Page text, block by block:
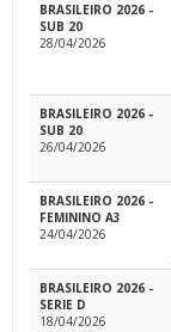
BRASILEIRO 2026 -
SUB 20
28/04/2026
BRASILEIRO 2026 -
SUB 20
26/04/2026
BRASILEIRO 2026 -
FEMININO A3
24/04/2026
BRASILEIRO 2026 -
SERIE D
18/04/2026